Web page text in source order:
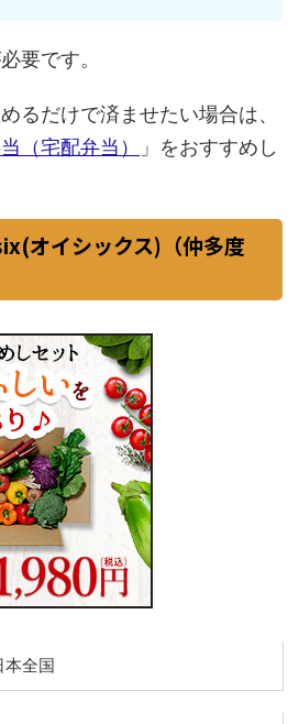
要です。
るだけで済ませたい場合は、
（宅配弁当）
」をおすすめし
オイシックス)（仲多度
本全国